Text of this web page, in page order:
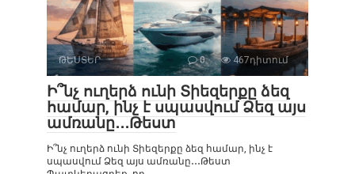
ԹԵՍՏԵՐ 0 467դիտում
Ի՞նչ ուղերձ ունի Տիեզերքը ձեզ
համար, ինչ է սպասվում Ձեզ այս
ամռանը․․․Թեստ
Ի՞նչ ուղերձ ունի Տիեզերքը ձեզ համար, ինչ է
սպասվում Ձեզ այս ամռանը․․․Թեստ